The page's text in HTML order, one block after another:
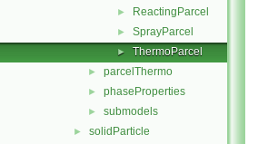
► ReactingParcel
► SprayParcel
► ThermoParcel
► parcelThermo
► phaseProperties
► submodels
► solidParticle